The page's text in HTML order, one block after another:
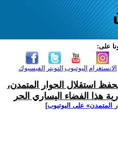
على:
الفيسبوك التويتر اليوتيوب الانستغرام
استقلال الحوار المتمدن،
هذا الفضاء اليساري الحر
المتمدن» على اليوتيوب]